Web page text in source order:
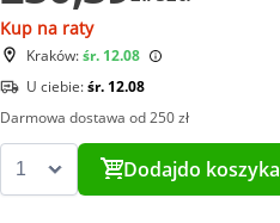
Kup na raty
Kraków:śr. 12.08
U ciebie:śr. 12.08
Darmowa dostawa od 250 zł
Dodajdo koszyka